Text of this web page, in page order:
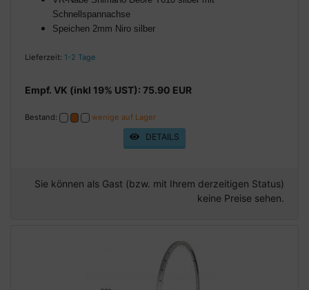
Schnellspannachse
Speichen 2mm Niro silber
Lieferzeit: 1-2 Tage
Empf. VK (inkl 19% UST): 75.90 EUR
Bestand: wenige auf Lager
DETAILS
Sie können als Gast (bzw. mit Ihrem derzeitigen Status)
keine Preise sehen.